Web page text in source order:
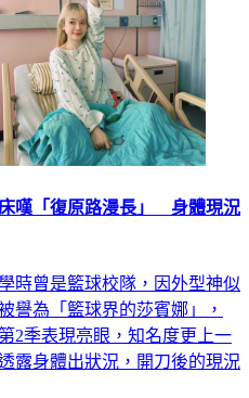
嘆「復原路漫長」 身體現況
時曾是籃球校隊，因外型神似
譽為「籃球界的莎賓娜」，
2季表現亮眼，知名度更上一
露身體出狀況，開刀後的現況